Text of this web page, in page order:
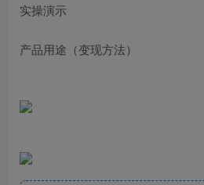
实操演示
产品用途（变现方法）